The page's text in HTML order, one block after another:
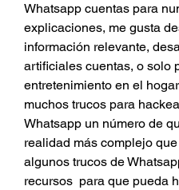
Whatsapp cuentas para
explicaciones, me gusta
información relevante,
artificiales cuentas, o solo
entretenimiento en el
muchos trucos para
Whatsapp un número de
realidad más complejo que
algunos trucos de
recursos  para que pueda